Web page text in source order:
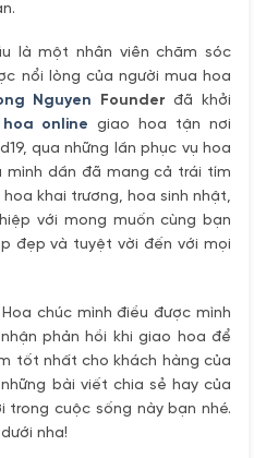
là một nhân viên chăm sóc
nổi lòng của người mua hoa
Nguyen Founder đã khởi
online giao hoa tận nơi
qua những lần phục vụ hoa
mình dần đã mang cả trái tím
khai trương, hoa sinh nhật,
với mong muốn cùng bạn
đẹp và tuyệt vời đến với mọi
chúc mình điều được mình
phản hồi khi giao hoa để
tốt nhất cho khách hàng của
bài viết chia sẻ hay của
trong cuộc sống này bạn nhé.
nha!